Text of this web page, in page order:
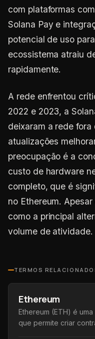
com plataformas
Solana Pay e
potencial de uso
ecossistema atraiu
rapidamente.
A rede enfrentou
2022 e 2023, a
deixaram a rede
atualizações
preocupação é a
custo de hardware
completo, que é
no Ethereum.
como a principal
volume de atividade.
TERMOS
Ethereum
Ethereum (ETH) é
que permite criar